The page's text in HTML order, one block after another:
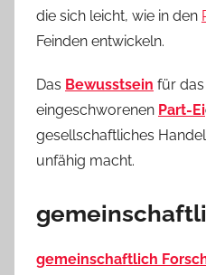
die sich leicht, wie in den
Feinden entwickeln.
Das Bewusstsein für
eingeschworenen Part-Ei
gesellschaftliches
unfähig macht.
gemeinschaftlich